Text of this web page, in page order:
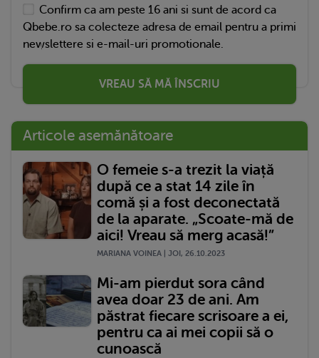
Confirm ca am peste 16 ani si sunt de acord ca
Qbebe.ro sa colecteze adresa de email pentru a primi
newslettere si e-mail-uri promotionale.
VREAU SĂ MĂ ÎNSCRIU
Articole asemănătoare
O femeie s-a trezit la viață
după ce a stat 14 zile în
comă și a fost deconectată
de la aparate. „Scoate-mă de
aici! Vreau să merg acasă!”
MARIANA VOINEA | JOI, 26.10.2023
Mi-am pierdut sora când
avea doar 23 de ani. Am
păstrat fiecare scrisoare a ei,
pentru ca ai mei copii să o
cunoască